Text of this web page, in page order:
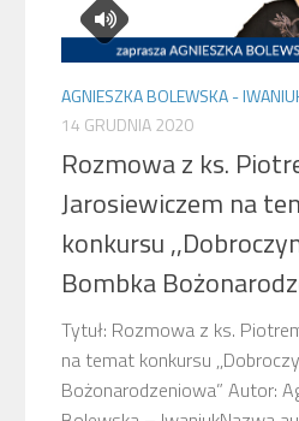
AGNIESZKA BOLEWSKA -
14 GRUDNIA 2020
Rozmowa z ks.
Jarosiewiczem na
konkursu
Bombka
Tytuł: Rozmowa z ks.
na temat konkursu
Bożonarodzeniowa” Autor: